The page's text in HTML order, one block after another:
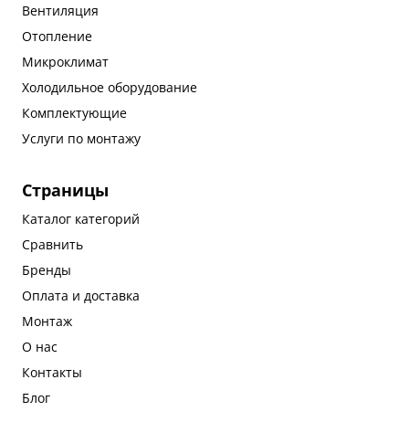
Вентиляция
Отопление
Микроклимат
Холодильное оборудование
Комплектующие
Услуги по монтажу
Страницы
Каталог категорий
Сравнить
Бренды
Оплата и доставка
Монтаж
О нас
Контакты
Блог